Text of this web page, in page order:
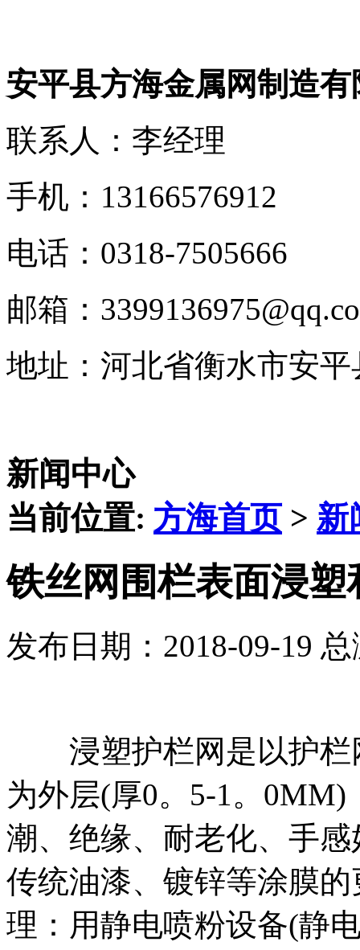
安平县方海金属网制造有
联系人：李经理
手机：13166576912
电话：0318-7505666
邮箱：
地址：河北省衡水市安
新闻中心
当前位置: 方海首页> 新
铁丝网围栏表面浸塑
发布日期：2018-09-19
浸塑护栏网是以护栏
为外层(厚0。5-1。
潮、绝缘、耐老化、手
传统油漆、镀锌等涂膜
理：用静电喷粉设备(静